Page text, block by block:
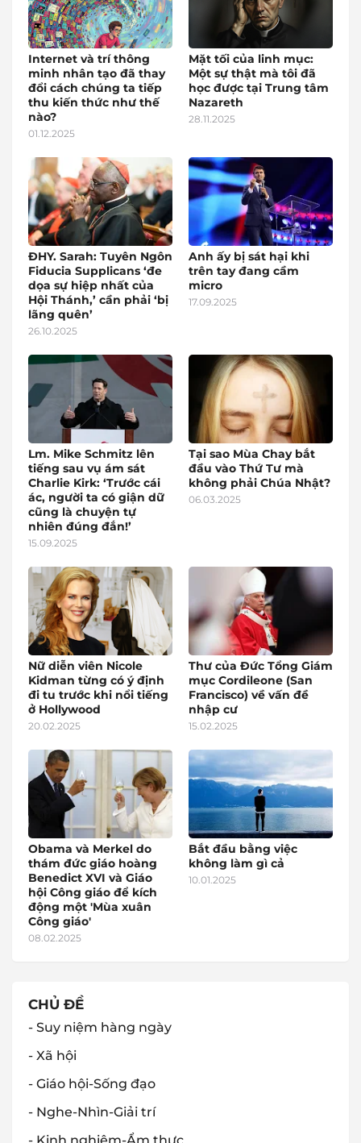
Internet và trí thông
minh nhân tạo đã thay
đổi cách chúng ta tiếp
thu kiến thức như thế
nào?
01.12.2025
Mặt tối của linh mục:
Một sự thật mà tôi đã
học được tại Trung tâm
Nazareth
28.11.2025
ĐHY. Sarah: Tuyên Ngôn
Fiducia Supplicans ‘đe
dọa sự hiệp nhất của
Hội Thánh,’ cần phải ‘bị
lãng quên’
26.10.2025
Anh ấy bị sát hại khi
trên tay đang cầm
micro
17.09.2025
Lm. Mike Schmitz lên
tiếng sau vụ ám sát
Charlie Kirk: ‘Trước cái
ác, người ta có giận dữ
cũng là chuyện tự
nhiên đúng đắn!’
15.09.2025
Tại sao Mùa Chay bắt
đầu vào Thứ Tư mà
không phải Chúa Nhật?
06.03.2025
Nữ diễn viên Nicole
Kidman từng có ý định
đi tu trước khi nổi tiếng
ở Hollywood
20.02.2025
Thư của Đức Tổng Giám
mục Cordileone (San
Francisco) về vấn đề
nhập cư
15.02.2025
Obama và Merkel do
thám đức giáo hoàng
Benedict XVI và Giáo
hội Công giáo để kích
động một 'Mùa xuân
Công giáo'
08.02.2025
Bắt đầu bằng việc
không làm gì cả
10.01.2025
CHỦ ĐỀ
- Suy niệm hàng ngày
- Xã hội
- Giáo hội-Sống đạo
- Nghe-Nhìn-Giải trí